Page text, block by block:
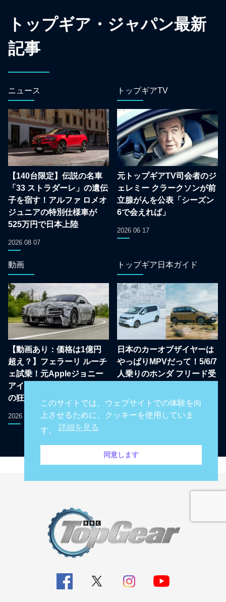
トップギア・ジャパン最新
記事
ニュース
【140台限定】伝説の名車
「33 ストラダーレ」の遺伝
子を宿す！アルファ ロメオ
ジュニアの特別仕様車が
525万円で日本上陸
2026 08 07
トップギアTV
元トップギアTV司会者のジ
ェレミー クラークソンが前
立腺がんを公表「シーズン
6で会えれば」
2026 06 17
動画
【動画あり：価格は1億円
超え？】フェラーリ ルーチ
ェ試乗！元Appleジョニー
アイブが手掛けた問題作EV
の狂気と実力
2026 07 31
トップギア日本ガイド
日本のカーオブザイヤーは
やっぱりMPVだって！5/6/7
人乗りのホンダ フリード受
自動車市場を羨む
2024 12 12
このサイトでは、ウェブサイトでの体験を向
上させるために、クッキーを使用していま
す。 詳細を見る
同意します